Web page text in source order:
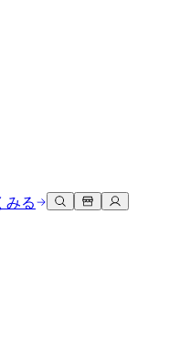
2Dおよび3Dゲームを構築
テレーション
を構築およびレビューす
リファレンス
ント
る
グ
ルアップ
達成する
みる